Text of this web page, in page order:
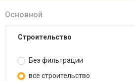
Основной
строительство
Без фильтрации
все строительство